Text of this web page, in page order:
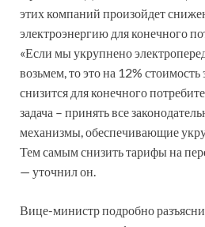
этих компаний произойдет
электроэнергию для конечного
«Если мы укрупнено
возьмем, то это на 12%
снизится для конечного
задача – принять все
механизмы, обеспечивающие
Тем самым снизить тарифы на
— уточнил он.
Вице-министр подробно